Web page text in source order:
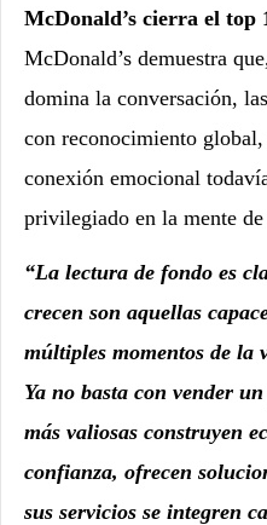
McDonald’s cierra el top
McDonald’s demuestra
domina la conversación,
con reconocimiento
conexión emocional
privilegiado en la mente
“La lectura de fondo es
crecen son aquellas
múltiples momentos de la
Ya no basta con vender
más valiosas construyen
confianza, ofrecen
sus servicios se integren